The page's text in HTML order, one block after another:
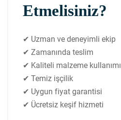
Etmelisiniz?
✔ Uzman ve deneyimli ekip
✔ Zamanında teslim
✔ Kaliteli malzeme kullanımı
✔ Temiz işçilik
✔ Uygun fiyat garantisi
✔ Ücretsiz keşif hizmeti